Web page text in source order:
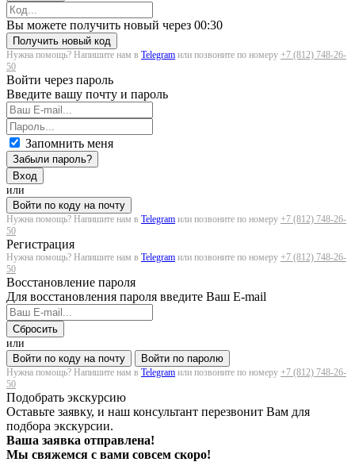
Загрузка...
Вы можете получить новый через 00:30
Получить новый код
Нужна помощь? Напишите нам в Telegram или позвоните по номеру +7 (812) 748-26-
50
Войти через пароль
Введите вашу почту и пароль
Запомнить меня
Забыли пароль?
Вход
или
Войти по коду на почту
Нужна помощь? Напишите нам в Telegram или позвоните по номеру +7 (812) 748-26-
50
Регистрация
Нужна помощь? Напишите нам в Telegram или позвоните по номеру +7 (812) 748-26-
50
Восстановление пароля
Для восстановления пароля введите Ваш E-mail
Сбросить
или
Войти по коду на почту
Войти по паролю
Нужна помощь? Напишите нам в Telegram или позвоните по номеру +7 (812) 748-26-
50
Подобрать экскурсию
Оставьте заявку, и наш консультант перезвонит Вам для
подбора экскурсии.
Ваша заявка отправлена!
Мы свяжемся с вами совсем скоро!